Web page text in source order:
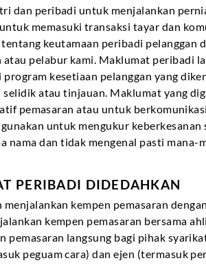
dan peribadi untuk menjalankan
memasuki transaksi tayar dan
keutamaan peribadi pelanggan
pelabur kami. Maklumat
kesetiaan pelanggan yang
atau tinjauan. Maklumat yang
pemasaran atau untuk
untuk mengukur
nama dan tidak mengenal pasti mana-
PERIBADI DIDEDAHKAN
menjalankan kempen pemasaran
kempen pemasaran bersama
pemasaran langsung bagi pihak
peguam cara) dan ejen (termasuk